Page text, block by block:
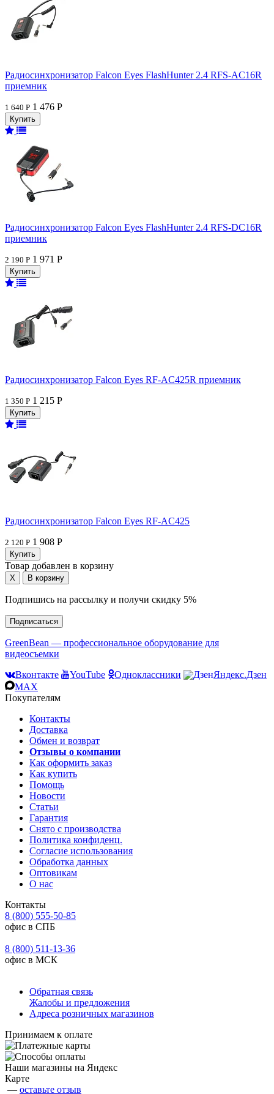
Радиосинхронизатор Falcon Eyes FlashHunter 2.4 RFS-AC16R
приемник
1 640 Р 1 476 Р
Радиосинхронизатор Falcon Eyes FlashHunter 2.4 RFS-DC16R
приемник
2 190 Р 1 971 Р
Радиосинхронизатор Falcon Eyes RF-AC425R приемник
1 350 Р 1 215 Р
Радиосинхронизатор Falcon Eyes RF-AC425
2 120 Р 1 908 Р
Товар добавлен в корзину
Подпишись на рассылку и получи скидку 5%
Подписаться
GreenBean — профессиональное оборудование для
видеосъемки
Вконтакте
YouTube Одноклассники
Яндекс.Дзен
MAX
Покупателям
Контакты
Доставка
Обмен и возврат
Отзывы о компании
Как оформить заказ
Как купить
Помощь
Новости
Статьи
Гарантия
Снято с производства
Политика конфиденц.
Согласие использования
Обработка данных
Оптовикам
О нас
Контакты
8 (800) 555-50-85
офис в СПБ
8 (800) 511-13-36
офис в МСК
Обратная связь
Жалобы и предложения
Адреса розничных магазинов
Принимаем к оплате
Наши магазины на Яндекс
Карте
— оставьте отзыв